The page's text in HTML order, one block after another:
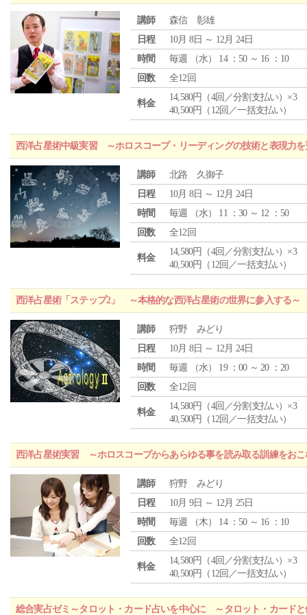
講師
森信 彰雄
日程
10月 8日 ～ 12月 24日
時間
毎週 （水） 14 ：50 ～ 16 ：10
回数
全12回
料金
14,580円（4回／分割支払い）×3
40,500円（12回／一括支払い）
西洋占星術中級実習 ～ホロスコープ・リーディングの技術と表現力
講師
北路 久御子
日程
10月 8日 ～ 12月 24日
時間
毎週 （水） 11 ：30 ～ 12 ：50
回数
全12回
料金
14,580円（4回／分割支払い）×3
40,500円（12回／一括支払い）
西洋占星術「ステップ2」 ～本格的な西洋占星術の世界に参入する～
講師
狩野 みどり
日程
10月 8日 ～ 12月 24日
時間
毎週 （水） 19 ：00 ～ 20 ：20
回数
全12回
料金
14,580円（4回／分割支払い）×3
40,500円（12回／一括支払い）
西洋占星術実習 ～ホロスコープからあらゆる事を読み取る訓練をおこ
講師
狩野 みどり
日程
10月 9日 ～ 12月 25日
時間
毎週 （木） 14 ：50 ～ 16 ：10
回数
全12回
料金
14,580円（4回／分割支払い）×3
40,500円（12回／一括支払い）
総合実占ゼミ～タロット・カード占いを中心に ～タロット・カード